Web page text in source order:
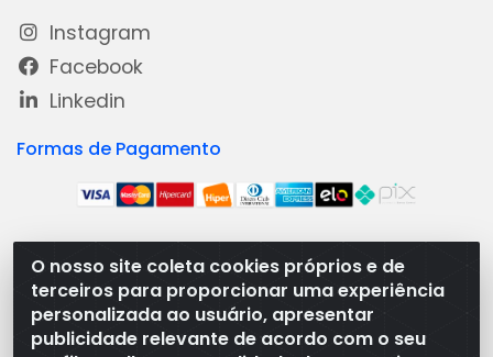
O nosso site coleta cookies próprios e de
terceiros para proporcionar uma experiência
personalizada ao usuário, apresentar
publicidade relevante de acordo com o seu
Instagram
Facebook
Linkedin
Formas de Pagamento
Medeiros Distribuidora - Rua Dias Carneiro, 1977 -
Ramal, Bacabal/MA - CEP 65.700-000 - CNPJ
08.474.030/0001-41